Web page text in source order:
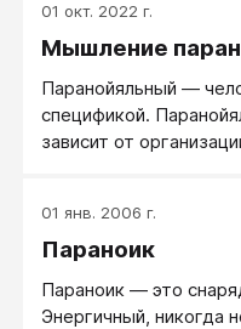
01 окт. 2022 г.
Мышление
Паранойяльный —
спецификой.
зависит от
паранойяльного.
01 янв. 2006 г.
Параноик
Параноик — это
Энергичный, никогда